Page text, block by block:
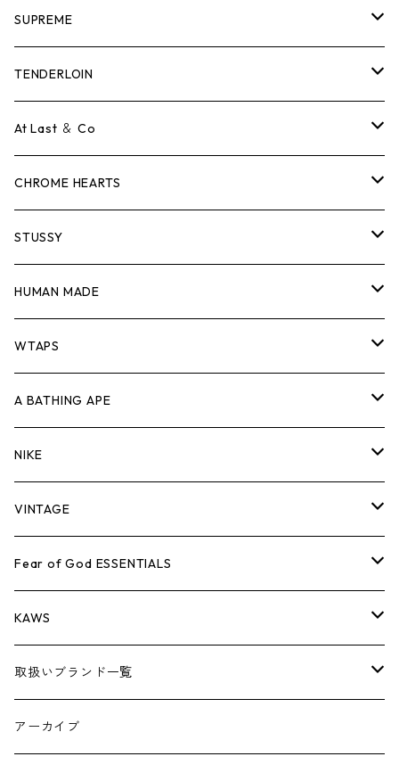
SUPREME
Tシャツ
ロンTEE
スウェット/ニット
シャツ
ジャケット
パンツ
キャップ・ハット
バッグ
シューズ
小物
コラボレーション
×THE NORTH FACE
×COMME des GARCONS
シーズンアイテム
26SS
BOX LOGOアイテム
TENDERLOIN
Tシャツ
ロンTEE
スウェット/ニット
シャツ
ジャケット
パンツ
キャップ・ハット
バッグ
シューズ
小物
At Last ＆ Co
Tシャツ
ロンTEE
スウェット/ニット
シャツ
ジャケット
パンツ
キャップ・ハット
バッグ
シューズ
小物
CHROME HEARTS
Tシャツ
ロンTEE
スウェット/ニット
シャツ
ジャケット
パンツ
キャップ・ハット
バッグ
シューズ
小物
STUSSY
Tシャツ
ロンTEE
スウェット/ニット
シャツ
ジャケット
パンツ
キャップ・ハット
バッグ
シューズ
HUMAN MADE
Tシャツ
ロンT
スウェット/ニット
シャツ
ジャケット
パンツ
キャップ
バッグ
WTAPS
Tシャツ
ロンTEE
スウェット/ニット
シャツ
ジャケット
パンツ
キャップ・ハット
A BATHING APE
Tシャツ
ロンTEE
スウェット/ニット
シャツ
ジャケット
パンツ
NIKE
シューズ
AIR JORDAN 1
AIR JORDAN 3
アパレル・小物
VINTAGE
Tシャツ
ロンTEE
スウェット/ニット
ジャケット
Fear of God ESSENTIALS
Tシャツ
ロンTEE
スウェット/ニット
KAWS
アパレル
小物
取扱いブランド一覧
A
アーカイブ